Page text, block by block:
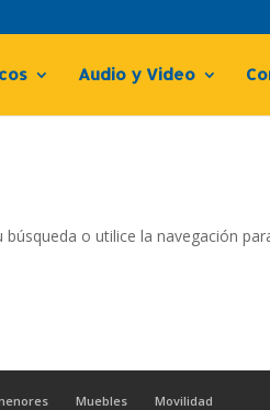
Audio y Video
o utilice la navegación
Muebles Movilidad